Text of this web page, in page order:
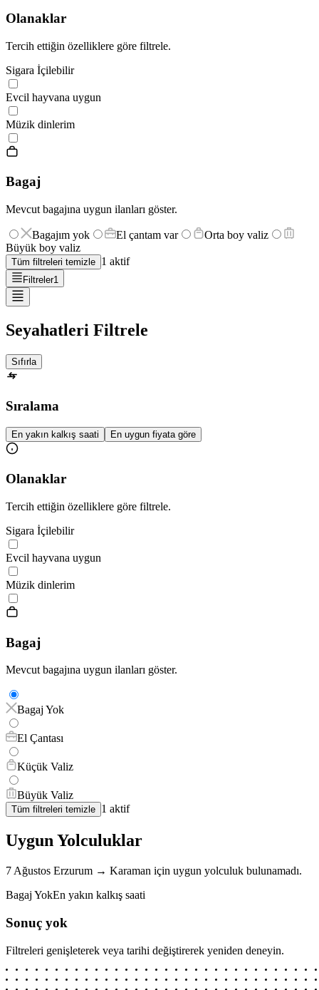
Olanaklar
Tercih ettiğin özelliklere göre filtrele.
Sigara İçilebilir
Evcil hayvana uygun
Müzik dinlerim
Bagaj
Mevcut bagajına uygun ilanları göster.
Bagajım yok El çantam var
Orta boy valiz
Büyük boy valiz
Tüm filtreleri temizle 1 aktif
Filtreler1
Seyahatleri Filtrele
Sıfırla
Sıralama
En yakın kalkış saati En uygun fiyata göre
Olanaklar
Tercih ettiğin özelliklere göre filtrele.
Sigara İçilebilir
Evcil hayvana uygun
Müzik dinlerim
Bagaj
Mevcut bagajına uygun ilanları göster.
Bagaj Yok
El Çantası
Küçük Valiz
Büyük Valiz
Tüm filtreleri temizle 1 aktif
Uygun Yolculuklar
7 Ağustos Erzurum → Karaman için uygun yolculuk bulunamadı.
Bagaj YokEn yakın kalkış saati
Sonuç yok
Filtreleri genişleterek veya tarihi değiştirerek yeniden deneyin.